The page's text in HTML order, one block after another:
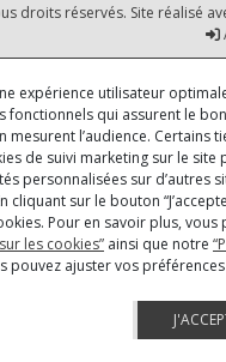
droits réservés. Site réalisé
expérience utilisateur
fonctionnels qui assurent le
mesurent l’audience. Certains
de suivi marketing sur le site
personnalisées sur d’autres
cliquant sur le bouton
Pour en savoir plus,
les cookies” ainsi que notre
pouvez ajuster vos préférences